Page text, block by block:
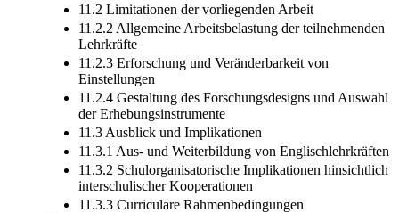
11.2 Limitationen der vorliegenden Arbeit
11.2.2 Allgemeine Arbeitsbelastung der teilnehmenden
Lehrkräfte
11.2.3 Erforschung und Veränderbarkeit von
Einstellungen
11.2.4 Gestaltung des Forschungsdesigns und Auswahl
der Erhebungsinstrumente
11.3 Ausblick und Implikationen
11.3.1 Aus- und Weiterbildung von Englischlehrkräften
11.3.2 Schulorganisatorische Implikationen hinsichtlich
interschulischer Kooperationen
11.3.3 Curriculare Rahmenbedingungen